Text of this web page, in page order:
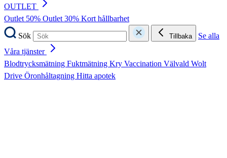
OUTLET
Outlet 50% Outlet 30% Kort hållbarhet
Sök
Tillbaka
Se alla
Våra tjänster
Blodtrycksmätning Fuktmätning Kry Vaccination Välvald Wolt
Drive Öronhåltagning Hitta apotek